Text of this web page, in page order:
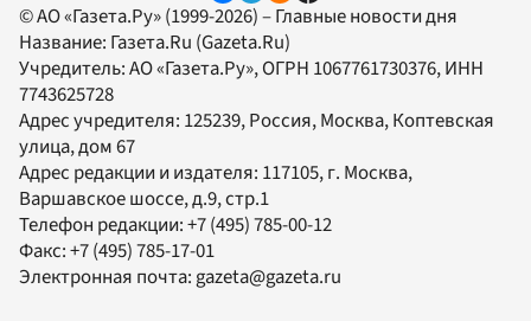
© АО «Газета.Ру» (1999-2026) – Главные новости дня
Название: Газета.Ru (Gazeta.Ru)
Учредитель:АО «Газета.Ру», ОГРН 1067761730376, ИНН
7743625728
Адрес учредителя: 125239, Россия, Москва, Коптевская
улица, дом 67
Адрес редакции и издателя: 117105, г. Москва,
Варшавское шоссе, д.9, стр.1
Телефон редакции:+7 (495) 785-00-12
Факс:+7 (495) 785-17-01
Электронная почта:gazeta@gazeta.ru